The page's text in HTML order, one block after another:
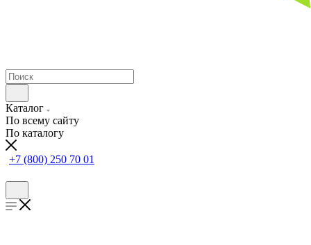
Каталог
По всему сайту
По каталогу
+7 (800) 250 70 01